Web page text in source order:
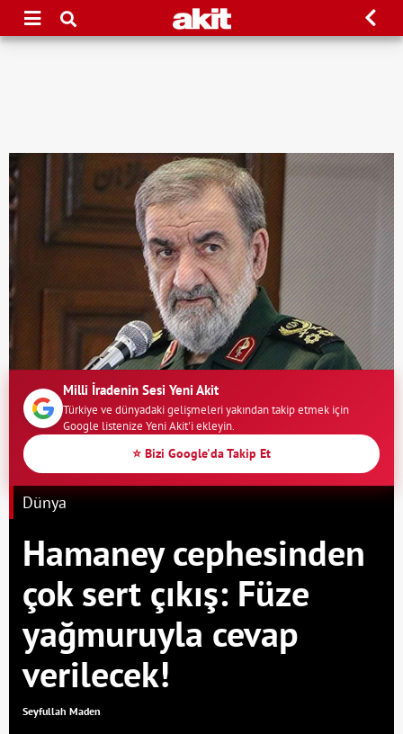
Milli İradenin Sesi Yeni Akit
Türkiye ve dünyadaki gelişmeleri yakından takip etmek için
Google listenize Yeni Akit'i ekleyin.
⭐ Bizi Google'da Takip Et
Dünya
Hamaney cephesinden
çok sert çıkış: Füze
yağmuruyla cevap
verilecek!
Seyfullah Maden